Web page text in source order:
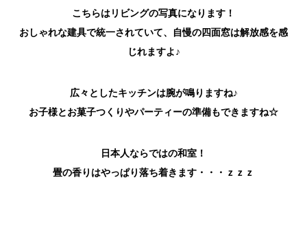
こちらはリビングの写真になります！
おしゃれな建具で統一されていて、自慢の四面窓は解放感を感
じれますよ♪
広々としたキッチンは腕が鳴りますね♪
お子様とお菓子つくりやパーティーの準備もできますね☆
日本人ならではの和室！
畳の香りはやっぱり落ち着きます・・・ｚｚｚ